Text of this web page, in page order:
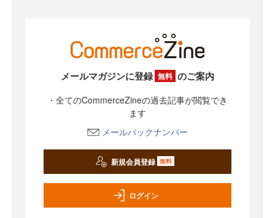
メールマガジンに登録 無料 のご案内
・全てのCommerceZineの過去記事が閲覧でき
ます
メールバックナンバー
新規会員登録 無料
ログイン